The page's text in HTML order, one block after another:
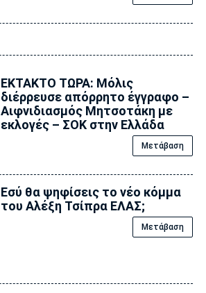
ΕΚΤΑΚΤΟ ΤΩΡΑ: Μόλις
διέρρευσε απόρρητο έγγραφο –
Αιφνιδιασμός Μητσοτάκη με
εκλογές – ΣΟΚ στην Ελλάδα
Μετάβαση
Εσύ θα ψηφίσεις το νέο κόμμα
του Αλέξη Τσίπρα ΕΛΑΣ;
Μετάβαση